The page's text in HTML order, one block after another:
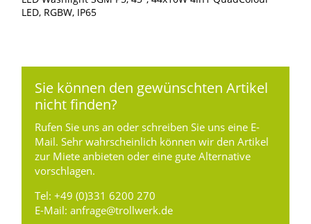
LED, RGBW, IP65
Sie können den gewünschten Artikel
nicht finden?
Rufen Sie uns an oder schreiben Sie uns eine E-
Mail. Sehr wahrscheinlich können wir den Artikel
zur Miete anbieten oder eine gute Alternative
vorschlagen.
Tel:+49 (0)331 6200 270
E-Mail:anfrage@trollwerk.de